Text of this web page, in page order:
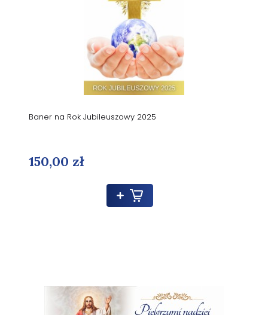
Baner na Rok Jubileuszowy 2025
150,00 zł